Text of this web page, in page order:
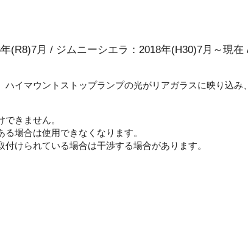
(R8)7月 / ジムニーシエラ：2018年(H30)7月～現
イマウントストップランプの光がリアガラスに映り込み
きません。
場合は使用できなくなります。
けられている場合は干渉する場合があります。